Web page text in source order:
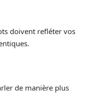
doivent refléter vos
de manière plus